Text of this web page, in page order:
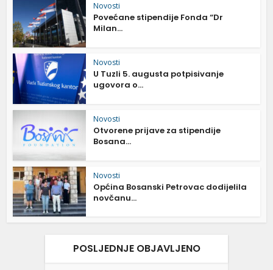
Novosti
Povećane stipendije Fonda “Dr
Milan...
Novosti
U Tuzli 5. augusta potpisivanje
ugovora o...
Novosti
Otvorene prijave za stipendije
Bosana...
Novosti
Općina Bosanski Petrovac dodijelila
novčanu...
POSLJEDNJE OBJAVLJENO